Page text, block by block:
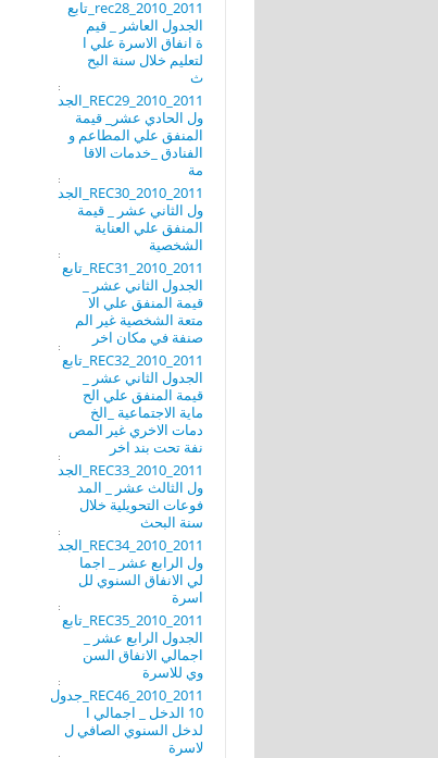
rec28_2010_2011_تابع
الجدول العاشر _ قيم
ة انفاق الاسرة علي ا
لتعليم خلال سنة البح
ث
REC29_2010_2011_الجد
ول الحادي عشر_ قيمة
المنفق علي المطاعم و
الفنادق _خدمات الاقا
مة
REC30_2010_2011_الجد
ول الثاني عشر _ قيمة
المنفق علي العناية
الشخصية
REC31_2010_2011_تابع
الجدول الثاني عشر _
قيمة المنفق علي الا
متعة الشخصية غير الم
صنفة في مكان اخر
REC32_2010_2011_تابع
الجدول الثاني عشر _
قيمة المنفق علي الح
ماية الاجتماعية _الخ
دمات الاخري غير المص
نفة تحت بند اخر
REC33_2010_2011_الجد
ول الثالث عشر _ المد
فوعات التحويلية خلال
سنة البحث
REC34_2010_2011_الجد
ول الرابع عشر _ اجما
لي الانفاق السنوي لل
اسرة
REC35_2010_2011_تابع
الجدول الرابع عشر _
اجمالي الانفاق السن
وي للاسرة
REC46_2010_2011_جدول
10 الدخل _ اجمالي ا
لدخل السنوي الصافي ل
لاسرة